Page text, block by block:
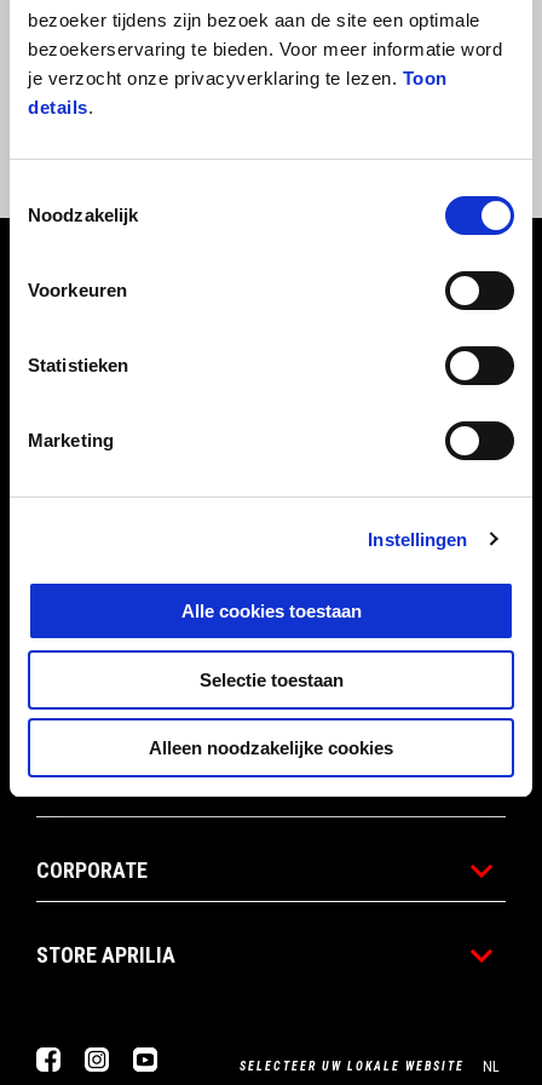
bezoeker tijdens zijn bezoek aan de site een optimale
bezoekerservaring te bieden. Voor meer informatie word
je verzocht onze privacyverklaring te lezen. Toon
details.
Noodzakelijk
Voorkeuren
Statistieken
Marketing
Instellingen
Alle cookies toestaan
Selectie toestaan
Alleen noodzakelijke cookies
Oeps! Er is een fout opgetreden en het was onmogelijk om het
verzoek te voltooien. Probeer het later alstublieft.
MODELLEN
ACTIES
KLANTENSERVICE
CONTACTEN
CORPORATE
STORE APRILIA
FacebookInstagram SELECTEER UW LOKALE WEBSITE NL